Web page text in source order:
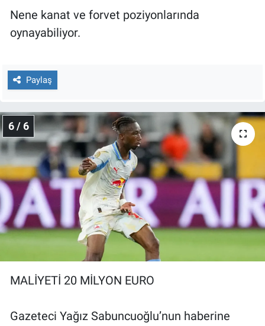
Nene kanat ve forvet poziyonlarında
oynayabiliyor.
Paylaş
6 / 6
MALİYETİ 20 MİLYON EURO
Gazeteci Yağız Sabuncuoğlu’nun haberine